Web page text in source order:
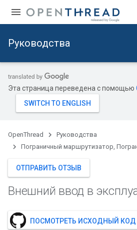
Руководства
Эта страница переведена с помощью
OpenThread
Руководства
Пограничный маршрутизатор,
ОТПРАВИТЬ ОТЗЫВ
Внешний ввод в
ПОСМОТРЕТЬ ИСХОДНЫЙ КОД